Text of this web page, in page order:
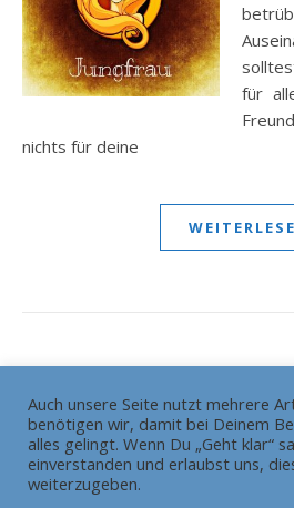
für
nichts für deine
Die Redaktion Grundsätze
HEADLINE gewinnt
Pressemitteilung
Auch unsere Seite nutzt mehrere
benötigen wir, damit bei Deinem
alles gelingt. Wenn Du „Geht klar“
einverstanden und erlaubst uns,
weiterzugeben.